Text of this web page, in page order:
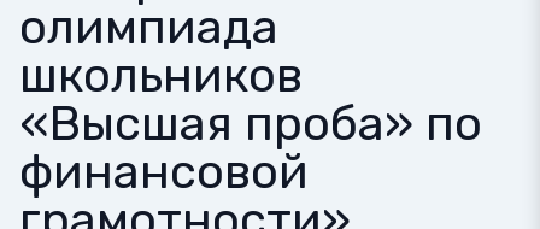
олимпиада
школьников
«Высшая проба» по
финансовой